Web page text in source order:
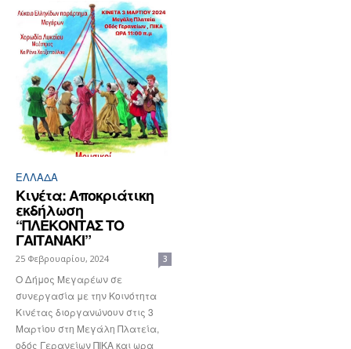
ΕΛΛΆΔΑ
Κινέτα: Αποκριάτικη
εκδήλωση
“ΠΛΕΚΟΝΤΑΣ ΤΟ
ΓΑΙΤΑΝΑΚΙ”
25 Φεβρουαρίου, 2024 3
Ο Δήμος Μεγαρέων σε
συνεργασία με την Κοινότητα
Κινέτας διοργανώνουν στις 3
Μαρτίου στη Μεγάλη Πλατεία,
οδός Γερανείων ΠΙΚΑ και ωρα